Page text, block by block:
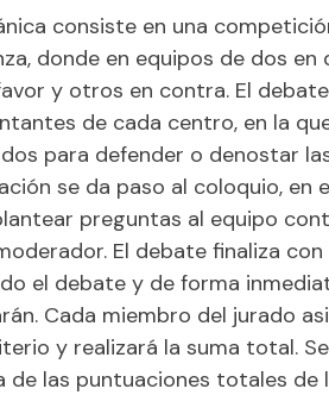
consiste en una
donde en equipos de dos
y otros en contra. El
de cada centro, en la
para defender o denostar
se da paso al coloquio, en
preguntas al equipo
El debate finaliza
el debate y de forma
Cada miembro del jurado
y realizará la suma total.
de las puntuaciones totales